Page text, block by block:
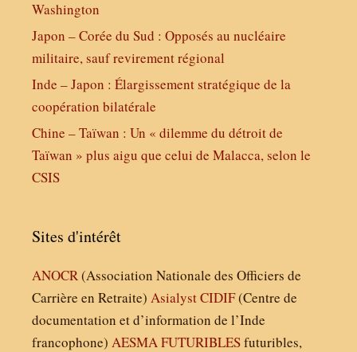
Washington
Japon – Corée du Sud : Opposés au nucléaire
militaire, sauf revirement régional
Inde – Japon : Élargissement stratégique de la
coopération bilatérale
Chine – Taïwan : Un « dilemme du détroit de
Taïwan » plus aigu que celui de Malacca, selon le
CSIS
Sites d'intérêt
ANOCR(Association Nationale des Officiers de
Carrière en Retraite) AsialystCIDIF(Centre de
documentation et d’information de l’Inde
francophone) AESMAFUTURIBLESfuturibles,